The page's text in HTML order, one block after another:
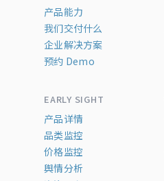
产品能力
我们交付什么
企业解决方案
预约 Demo
EARLY SIGHT
产品详情
品类监控
价格监控
舆情分析